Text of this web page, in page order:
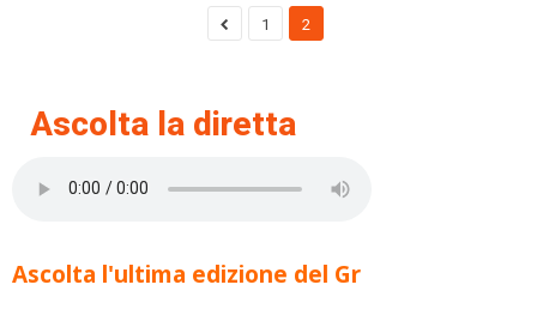
1 2
Ascolta la diretta
Ascolta l'ultima edizione del Gr